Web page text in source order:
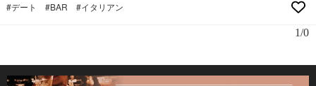
#デート #BAR #イタリアン
1/0